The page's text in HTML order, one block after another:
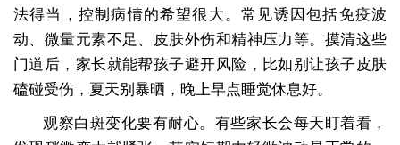
法得当，控制病情的希望很大。常见诱因包括免疫波
动、微量元素不足、皮肤外伤和精神压力等。摸清这些
门道后，家长就能帮孩子避开风险，比如别让孩子皮肤
磕碰受伤，夏天别暴晒，晚上早点睡觉休息好。
观察白斑变化要有耐心。有些家长会每天盯着看，